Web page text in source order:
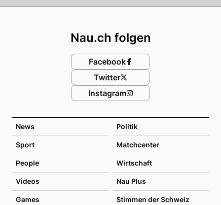
News Politik
Sport Matchcenter
People Wirtschaft
Videos Nau Plus
Games Stimmen der Schweiz
Nau.ch folgen
Facebook
Twitter
Instagram